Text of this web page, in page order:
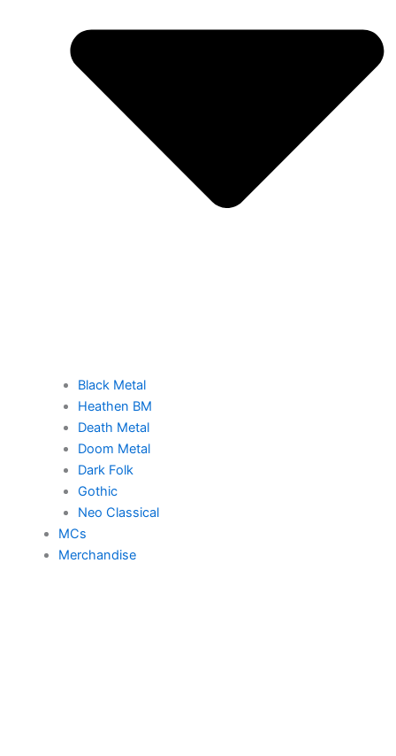
Black Metal
Heathen BM
Death Metal
Doom Metal
Dark Folk
Gothic
Neo Classical
MCs
Merchandise